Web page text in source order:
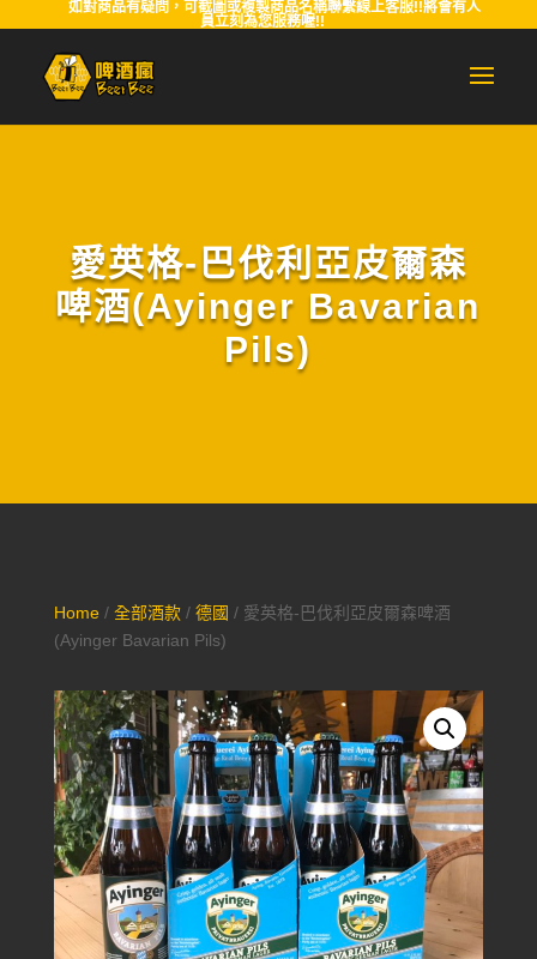
如對商品有疑問，可截圖或複製商品名稱聯繫線上客服!!將會有人
員立刻為您服務喔!!
愛英格-巴伐利亞皮爾森
啤酒(Ayinger Bavarian
Pils)
Home/ 全部酒款/ 德國 / 愛英格-巴伐利亞皮爾森啤酒
(Ayinger Bavarian Pils)